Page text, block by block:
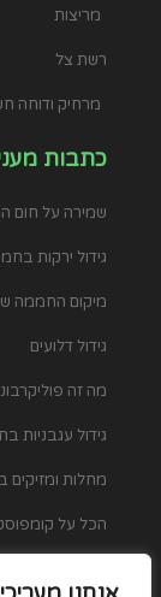
מריצות
רשת צל
מרחיק ודוחה
כתבות
שמירה על חום
גידול ירקות
מיקום החממה
גידול דלועים
מה זה
גידול עגבניות
מחלות ומזיקים
הכל על